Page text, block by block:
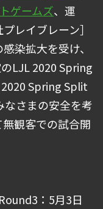
ゲームズ、運
レイブレーン］
染拡大を受け、
LJL 2020 Spring
Spring Split
なさまの安全を考
観客での試合開
：5月3日